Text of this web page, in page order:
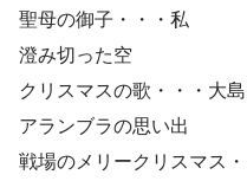
聖母の御子・・・私
澄み切った空
クリスマスの歌・・・大
アランブラの思い出
戦場のメリークリスマス